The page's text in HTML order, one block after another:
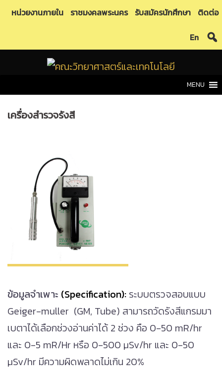
Skipหน่วยงานภายใน ราชมงคลพระนคร รับสมัครนักศึกษา ติดต่อ
En
MENU
เครื่องสำรวจรังสี
ข้อมูลจำเพาะ (Specification): ระบบตรวจสอบแบบ
Geiger-muller (GM, Tube) สามารถวัดรังสีแกรมมา
เบตาได้เลือกช่วงอ่านค่าได้ 2 ช่วง คือ 0-50 mR/hr
และ 0-5 mR/Hr หรือ 0-500 µSv/hr และ 0-50
µSv/hr มีความผิดพลาดไม่เกิน 20%